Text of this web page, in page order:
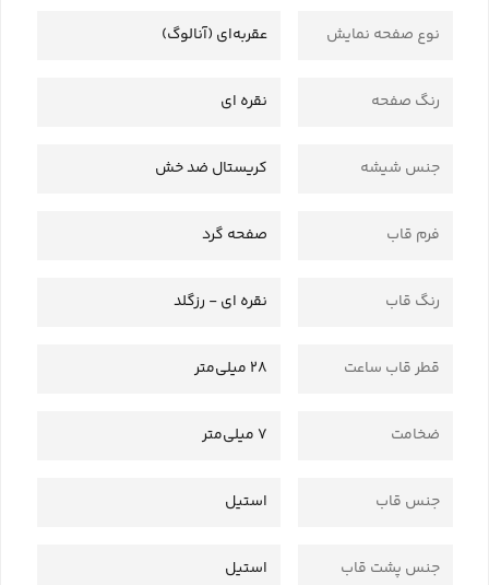
نوع صفحه نمایش عقربه‌ای (آنالوگ)
رنگ صفحه نقره ای
جنس شیشه کریستال ضد خش
فرم قاب صفحه گرد
رنگ قاب نقره ای - رزگلد
قطر قاب ساعت 28 میلی‌متر
ضخامت 7 میلی‌متر
جنس قاب استیل
جنس پشت قاب استیل